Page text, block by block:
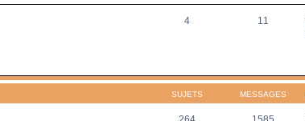
4 11
SUJETS MESSAGES